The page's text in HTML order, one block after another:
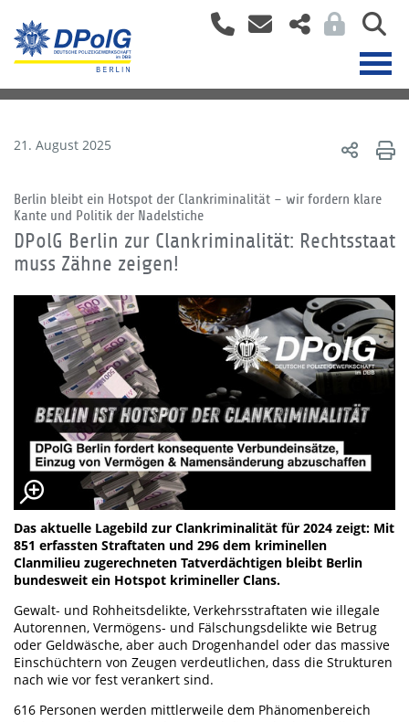
21. August 2025
Berlin bleibt ein Hotspot der Clankriminalität – wir fordern klare
Kante und Politik der Nadelstiche
DPolG Berlin zur Clankriminalität: Rechtsstaat
muss Zähne zeigen!
Das aktuelle Lagebild zur Clankriminalität für 2024 zeigt: Mit
851 erfassten Straftaten und 296 dem kriminellen
Clanmilieu zugerechneten Tatverdächtigen bleibt Berlin
bundesweit ein Hotspot krimineller Clans.
Gewalt- und Rohheitsdelikte, Verkehrsstraftaten wie illegale
Autorennen, Vermögens- und Fälschungsdelikte wie Betrug
oder Geldwäsche, aber auch Drogenhandel oder das massive
Einschüchtern von Zeugen verdeutlichen, dass die Strukturen
nach wie vor fest verankert sind.
616 Personen werden mittlerweile dem Phänomenbereich